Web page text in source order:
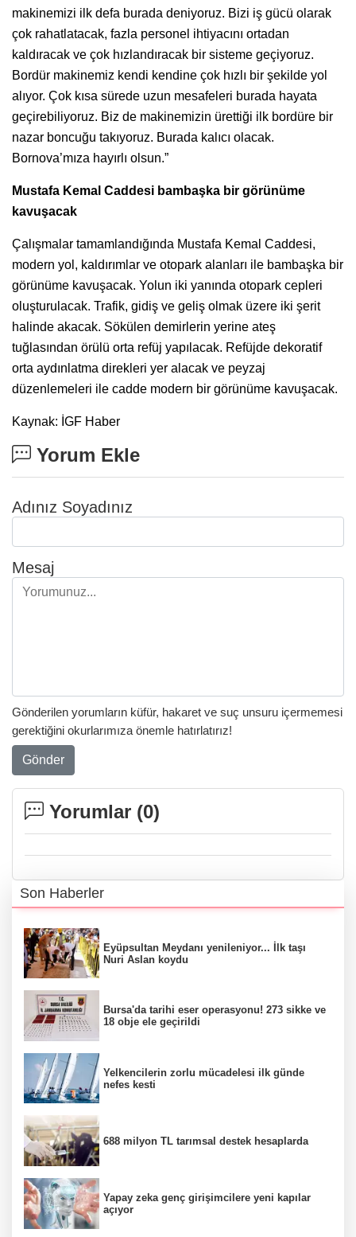
makinemizi ilk defa burada deniyoruz. Bizi iş gücü olarak
çok rahatlatacak, fazla personel ihtiyacını ortadan
kaldıracak ve çok hızlandıracak bir sisteme geçiyoruz.
Bordür makinemiz kendi kendine çok hızlı bir şekilde yol
alıyor. Çok kısa sürede uzun mesafeleri burada hayata
geçirebiliyoruz. Biz de makinemizin ürettiği ilk bordüre bir
nazar boncuğu takıyoruz. Burada kalıcı olacak.
Bornova’mıza hayırlı olsun.”
Mustafa Kemal Caddesi bambaşka bir görünüme
kavuşacak
Çalışmalar tamamlandığında Mustafa Kemal Caddesi,
modern yol, kaldırımlar ve otopark alanları ile bambaşka bir
görünüme kavuşacak. Yolun iki yanında otopark cepleri
oluşturulacak. Trafik, gidiş ve geliş olmak üzere iki şerit
halinde akacak. Sökülen demirlerin yerine ateş
tuğlasından örülü orta refüj yapılacak. Refüjde dekoratif
orta aydınlatma direkleri yer alacak ve peyzaj
düzenlemeleri ile cadde modern bir görünüme kavuşacak.
Kaynak: İGF Haber
Yorum Ekle
Adınız Soyadınız
Mesaj
Gönderilen yorumların küfür, hakaret ve suç unsuru içermemesi
gerektiğini okurlarımıza önemle hatırlatırız!
Gönder
Yorumlar (0)
Son Haberler
Eyüpsultan Meydanı yenileniyor... İlk taşı
Nuri Aslan koydu
Bursa'da tarihi eser operasyonu! 273 sikke ve
18 obje ele geçirildi
Yelkencilerin zorlu mücadelesi ilk günde
nefes kesti
688 milyon TL tarımsal destek hesaplarda
Yapay zeka genç girişimcilere yeni kapılar
açıyor